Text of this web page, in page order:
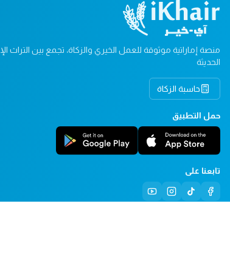
منصة إماراتية موثوقة للعمل الخيري والزكاة، تجمع بين التراث
الحديثة
حاسبة الزكاة
حمل التطبيق
تابعنا على